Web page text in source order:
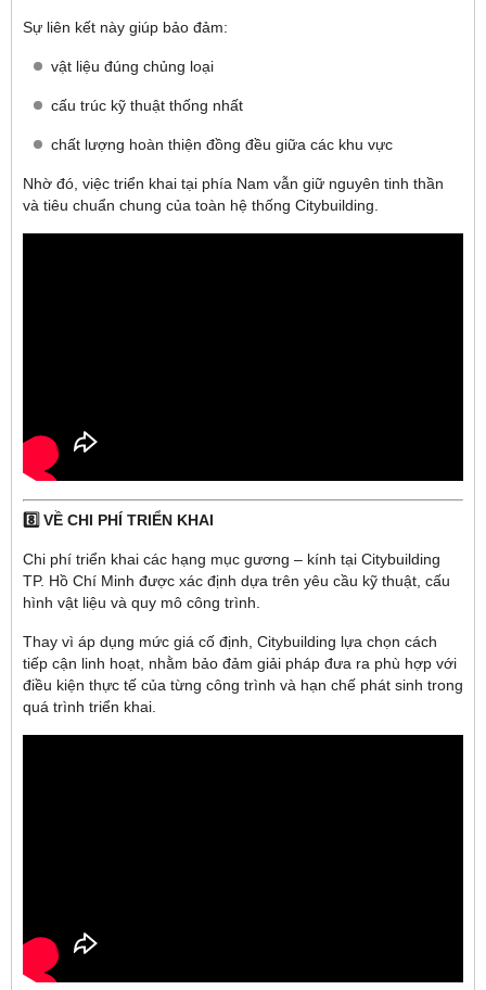
Sự liên kết này giúp bảo đảm:
vật liệu đúng chủng loại
cấu trúc kỹ thuật thống nhất
chất lượng hoàn thiện đồng đều giữa các khu vực
Nhờ đó, việc triển khai tại phía Nam vẫn giữ nguyên tinh thần
và tiêu chuẩn chung của toàn hệ thống Citybuilding.
8️⃣ VỀ CHI PHÍ TRIỂN KHAI
Chi phí triển khai các hạng mục gương – kính tại Citybuilding
TP. Hồ Chí Minh được xác định dựa trên yêu cầu kỹ thuật, cấu
hình vật liệu và quy mô công trình.
Thay vì áp dụng mức giá cố định, Citybuilding lựa chọn cách
tiếp cận linh hoạt, nhằm bảo đảm giải pháp đưa ra phù hợp với
điều kiện thực tế của từng công trình và hạn chế phát sinh trong
quá trình triển khai.